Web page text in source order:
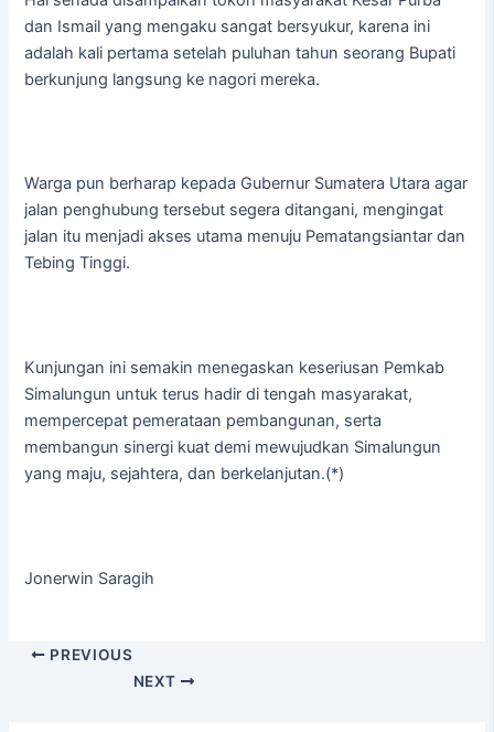
dan Ismail yang mengaku sangat bersyukur, karena ini
adalah kali pertama setelah puluhan tahun seorang Bupati
berkunjung langsung ke nagori mereka.
Warga pun berharap kepada Gubernur Sumatera Utara agar
jalan penghubung tersebut segera ditangani, mengingat
jalan itu menjadi akses utama menuju Pematangsiantar dan
Tebing Tinggi.
Kunjungan ini semakin menegaskan keseriusan Pemkab
Simalungun untuk terus hadir di tengah masyarakat,
mempercepat pemerataan pembangunan, serta
membangun sinergi kuat demi mewujudkan Simalungun
yang maju, sejahtera, dan berkelanjutan.(*)
Jonerwin Saragih
PREVIOUS
NEXT